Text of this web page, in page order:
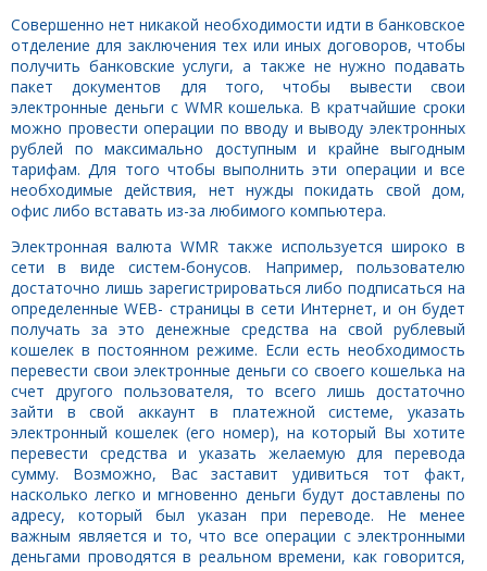
Совершенно нет никакой необходимости идти в банковское
отделение для заключения тех или иных договоров, чтобы
получить банковские услуги, а также не нужно подавать
пакет документов для того, чтобы вывести свои
электронные деньги с WMR кошелька. В кратчайшие сроки
можно провести операции по вводу и выводу электронных
рублей по максимально доступным и крайне выгодным
тарифам. Для того чтобы выполнить эти операции и все
необходимые действия, нет нужды покидать свой дом,
офис либо вставать из-за любимого компьютера.
Электронная валюта WMR также используется широко в
сети в виде систем-бонусов. Например, пользователю
достаточно лишь зарегистрироваться либо подписаться на
определенные WEB- страницы в сети Интернет, и он будет
получать за это денежные средства на свой рублевый
кошелек в постоянном режиме. Если есть необходимость
перевести свои электронные деньги со своего кошелька на
счет другого пользователя, то всего лишь достаточно
зайти в свой аккаунт в платежной системе, указать
электронный кошелек (его номер), на который Вы хотите
перевести средства и указать желаемую для перевода
сумму. Возможно, Вас заставит удивиться тот факт,
насколько легко и мгновенно деньги будут доставлены по
адресу, который был указан при переводе. Не менее
важным является и то, что все операции с электронными
деньгами проводятся в реальном времени, как говорится,